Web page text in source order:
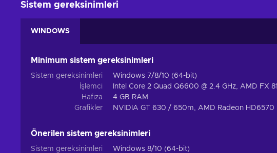
Sistem gereksinimleri
WINDOWS
Minimum sistem gereksinimleri
Sistem gereksinimleri
Windows 7/8/10 (64-bit)
İşlemci
Intel Core 2 Quad Q6600 @ 2.4 GHz, AMD FX
Hafıza
4 GB RAM
Grafikler
NVIDIA GT 630 / 650m, AMD Radeon HD6570
Önerilen sistem gereksinimleri
Sistem gereksinimleri
Windows 8/10 (64-bit)